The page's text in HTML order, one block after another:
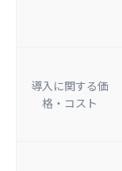
導入に関する価
格・コスト